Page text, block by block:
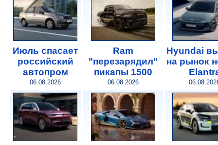
Июль спасает
российский
автопром
06.08.2026
Ram
"перезарядил"
пикапы 1500
06.08.2026
Hyundai
на рынок